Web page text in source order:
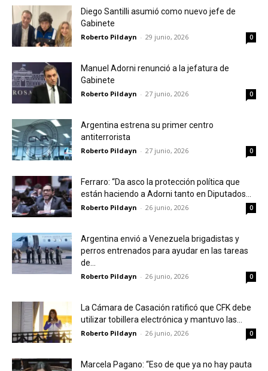
Diego Santilli asumió como nuevo jefe de
Gabinete
Roberto Pildayn - 29 junio, 2026 0
Manuel Adorni renunció a la jefatura de
Gabinete
Roberto Pildayn - 27 junio, 2026 0
Argentina estrena su primer centro
antiterrorista
Roberto Pildayn - 27 junio, 2026 0
Ferraro: “Da asco la protección política que
están haciendo a Adorni tanto en Diputados...
Roberto Pildayn - 26 junio, 2026 0
Argentina envió a Venezuela brigadistas y
perros entrenados para ayudar en las tareas
de...
Roberto Pildayn - 26 junio, 2026 0
La Cámara de Casación ratificó que CFK debe
utilizar tobillera electrónica y mantuvo las...
Roberto Pildayn - 26 junio, 2026 0
Marcela Pagano: “Eso de que ya no hay pauta